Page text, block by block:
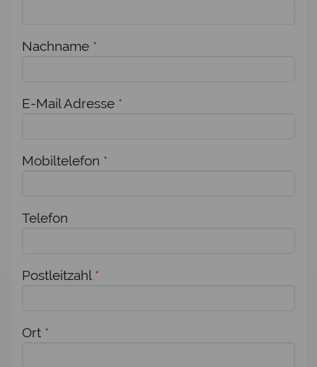
Nachname *
E-Mail Adresse *
Mobiltelefon *
Telefon
Postleitzahl *
Ort *